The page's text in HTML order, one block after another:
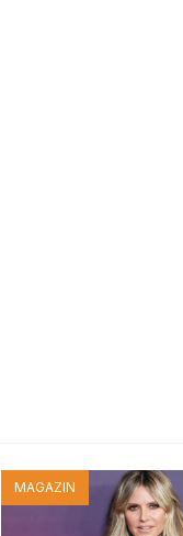
MAGAZIN